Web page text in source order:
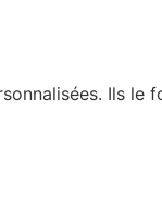
Ils le